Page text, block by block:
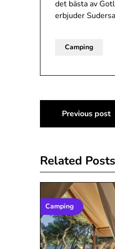
det bästa av
erbjuder
Camping
Previous post
Related Posts
Camping